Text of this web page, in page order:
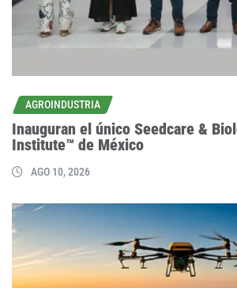
AGROINDUSTRIA
Inauguran el único Seedcare &
Institute™ de México
AGO 10, 2026